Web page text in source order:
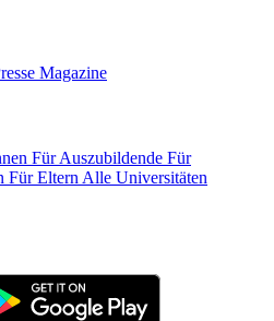
Magazine
Für Auszubildende Für
Für Eltern Alle Universitäten